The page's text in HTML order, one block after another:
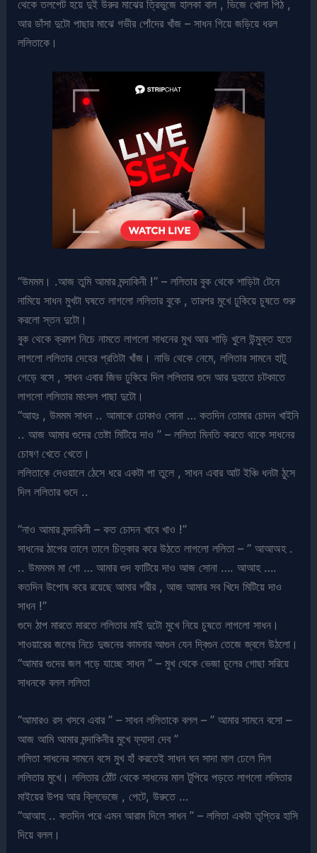
থেকে তলপেট হয়ে দুই উরুর মাঝের ত্রিভুজে হালকা বাল , ভিজে খোলা পিঠ ,
আর ডাঁসা দুটো পাছার মাঝে গভীর পোঁদের খাঁজ – সাধন গিয়ে জড়িয়ে ধরল
ললিতাকে।
“উমমম। .আজ তুমি আমার মন্দাকিনী !” – ললিতার বুক থেকে শাড়িটা টেনে
নামিয়ে সাধন মুখটা ঘষতে লাগলো ললিতার বুকে , তারপর মুখে ঢুকিয়ে চুষতে শুরু
করলো স্তন দুটো।
বুক থেকে ক্রমশ নিচে নামতে লাগলো সাধনের মুখ আর শাড়ি খুলে উন্মুক্ত হতে
লাগলো ললিতার দেহের প্রতিটা খাঁজ। নাভি থেকে নেমে, ললিতার সামনে হাটু
গেড়ে বসে , সাধন এবার জিভ ঢুকিয়ে দিল ললিতার গুদে আর দুহাতে চটকাতে
লাগলো ললিতার মাংসল পাছা দুটো।
“আহঃ , উমমম সাধন .. আমাকে ঢোকাও সোনা … কতদিন তোমার চোদন খাইনি
.. আজ আমার গুদের তেষ্টা মিটিয়ে দাও ” – ললিতা মিনতি করতে থাকে সাধনের
চোষণ খেতে খেতে।
ললিতাকে দেওয়ালে ঠেসে ধরে একটা পা তুলে , সাধন এবার আট ইঞ্চি ধনটা ঠুসে
দিল ললিতার গুদে ..
“নাও আমার মন্দাকিনী – কত চোদন খাবে খাও !”
সাধনের ঠাপের তালে তালে চিত্কার করে উঠতে লাগলো ললিতা – ” আআঅহ .
.. উমমমম মা গো … আমার গুদ ফাটিয়ে দাও আজ সোনা …. আআহ ….
কতদিন উপোষ করে রয়েছে আমার শরীর , আজ আমার সব খিদে মিটিয়ে দাও
সাধন !”
গুদে ঠাপ মারতে মারতে ললিতার মাই দুটো মুখে নিয়ে চুষতে লাগলো সাধন।
শাওয়ারের জলের নিচে দুজনের কামনার আগুন যেন দ্বিগুন তেজে জ্বলে উঠলো।
“আমার গুদের জল পড়ে যাচ্ছে সাধন ” – মুখ থেকে ভেজা চুলের গোছা সরিয়ে
সাধনকে বলল ললিতা
“আমারও রস খসবে এবার ” – সাধন ললিতাকে বলল – ” আমার সামনে বসো –
আজ আমি আমার মন্দাকিনীর মুখে ফ্যাদা দেব ”
ললিতা সাধনের সামনে বসে মুখ হাঁ করতেই সাধন ঘন সাদা মাল ঢেলে দিল
ললিতার মুখে। ললিতার ঠোঁট থেকে সাধনের মাল টুপিয়ে পড়তে লাগলো ললিতার
মাইয়ের উপর আর ক্লিভেজে , পেটে, উরুতে …
“আআহ .. কতদিন পরে এমন আরাম দিলে সাধন ” – ললিতা একটা তৃপ্তির হাসি
দিয়ে বলল।